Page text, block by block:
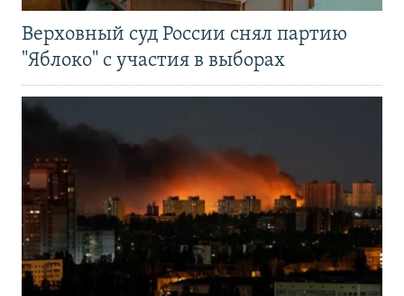
Верховный суд России снял партию
"Яблоко" с участия в выборах